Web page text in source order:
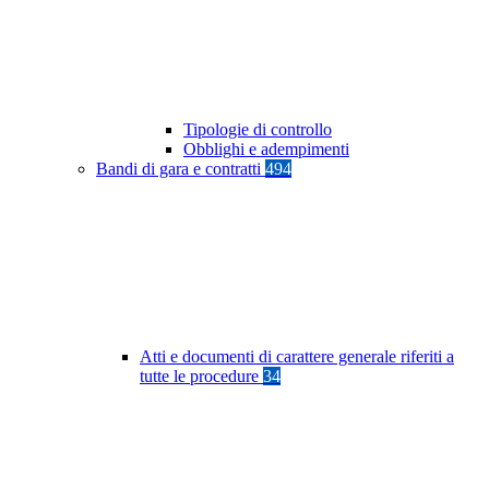
Tipologie di controllo
Obblighi e adempimenti
Bandi di gara e contratti 494
Atti e documenti di carattere generale riferiti a
tutte le procedure 34